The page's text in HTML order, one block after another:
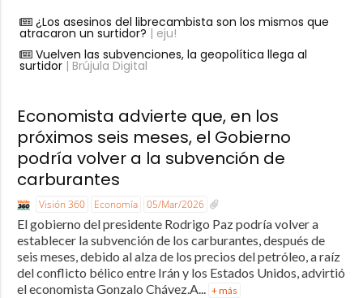
¿Los asesinos del librecambista son los mismos que
atracaron un surtidor? | eju!
Vuelven las subvenciones, la geopolítica llega al
surtidor| Brújula Digital
Economista advierte que, en los
próximos seis meses, el Gobierno
podría volver a la subvención de
carburantes
Visión 360 Economía 05/Mar/2026
El gobierno del presidente Rodrigo Paz podría volver a
establecer la subvención de los carburantes, después de
seis meses, debido al alza de los precios del petróleo, a raíz
del conflicto bélico entre Irán y los Estados Unidos, advirtió
el economista Gonzalo Chávez.A... + más